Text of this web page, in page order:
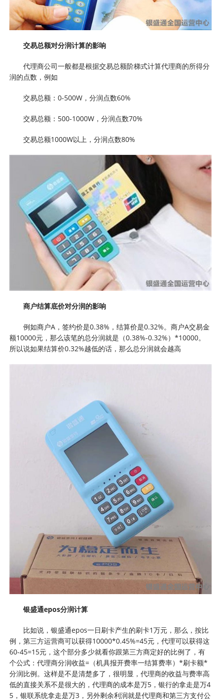
交易总额对分润计算的影响
代理商公司一般都是根据交易总额阶梯式计算代理商的所得分
润的点数，例如
交易总额：0-500W，分润点数60%
交易总额：500-1000W，分润点数70%
交易总额1000W以上，分润点数80%
商户结算底价对分润的影响
例如商户A，签约价是0.38%，结算价是0.32%。商户A交易金
额10000元，那么该笔的总分润就是（0.38%-0.32%）*10000。
所以说如果结算价0.32%越低的话，那么总分润就会越高
银盛通epos分润计算
比如说，银盛通epos一日刷卡产生的刷卡1万元，那么，按比
例，第三方运营商可以获得10000*0.45%=45元，代理可以获得这
60-45=15元，这个部分多少就看你跟第三方商定好的比例了，有
个公式：代理商分润收益=（机具报开费率一结算费率）*刷卡额*
分润比例。这样是不是清楚多了，很明显，代理商的收益与费率高
低的直接关系不是很大的，代理商的成本是万5，银行的拿走是万4
5，银联系统拿走是万3，另外剩余利润就是代理商和第三方支付公